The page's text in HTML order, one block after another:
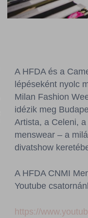
A HFDA és a
lépéseként nyolc
Milan Fashion
idézik meg
Artista, a Celeni,
menswear – a
divatshow
A HFDA CNMI
Youtube
https://